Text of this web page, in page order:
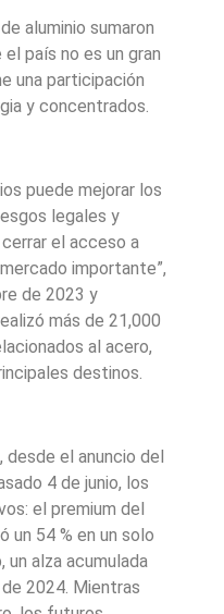
aluminio sumaron
país no es un gran
una participación
y concentrados.
puede mejorar los
legales y
el acceso a
mercado importante”,
de 2023 y
más de 21,000
al acero,
destinos.
desde el anuncio del
4 de junio, los
el premium del
un 54 % en un solo
un alza acumulada
2024. Mientras